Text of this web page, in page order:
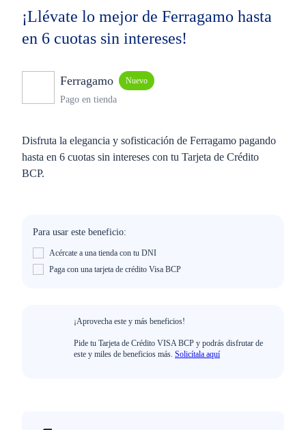
¡Llévate lo mejor de Ferragamo hasta
en 6 cuotas sin intereses!
Ferragamo Nuevo
Pago en tienda
Disfruta la elegancia y sofisticación de Ferragamo pagando
hasta en 6 cuotas sin intereses con tu Tarjeta de Crédito
BCP.
Para usar este beneficio:
Acércate a una tienda con tu DNI
Paga con una tarjeta de crédito Visa BCP
¡Aprovecha este y más beneficios!
Pide tu Tarjeta de Crédito VISA BCP y podrás disfrutar de
este y miles de beneficios más. Solicítala aquí